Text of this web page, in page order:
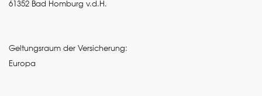
61352 Bad Homburg v.d.H.
Geltungsraum der Versicherung:
Europa